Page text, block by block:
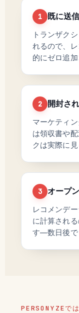
1 既に送
トランザク
れるので、
的にゼロ追
2 開封さ
マーケティ
は領収書や
クは実際に見
3 オープ
レコメンデ
に計算され
す—数日後で
PERSONYZEでは